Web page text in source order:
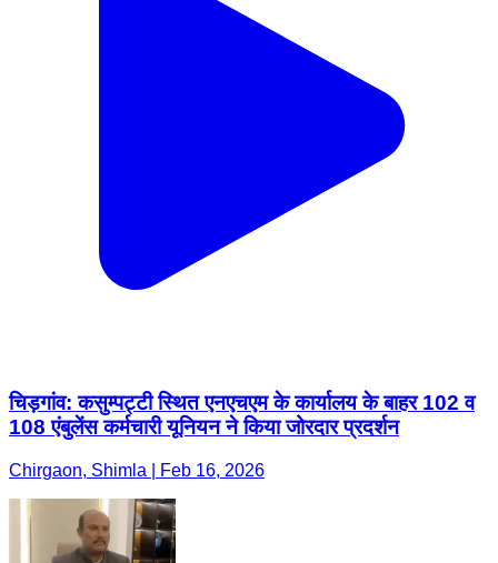
चिड़गांव: कसुम्पट्टी स्थित एनएचएम के कार्यालय के बाहर 102 व
108 एंबुलेंस कर्मचारी यूनियन ने किया जोरदार प्रदर्शन
Chirgaon, Shimla | Feb 16, 2026